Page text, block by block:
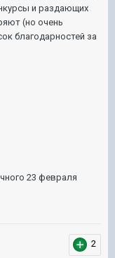
и раздающих
(но очень
благодарностей за
23 февраля
2